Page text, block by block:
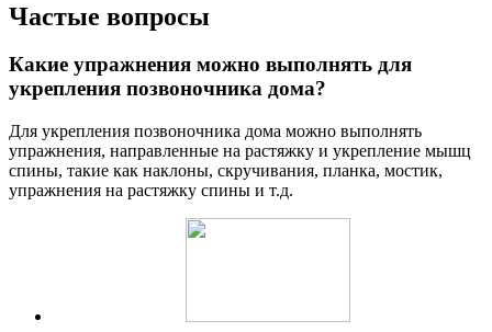
Частые вопросы
Какие упражнения можно выполнять для
укрепления позвоночника дома?
Для укрепления позвоночника дома можно выполнять
упражнения, направленные на растяжку и укрепление мышц
спины, такие как наклоны, скручивания, планка, мостик,
упражнения на растяжку спины и т.д.